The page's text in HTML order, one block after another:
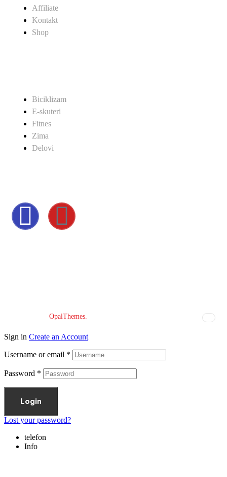
Affiliate
Kontakt
Shop
Biciklizam
E-skuteri
Fitnes
Zima
Delovi
OpalThemes.
Sign in Create an Account
Username or email *
Password *
Login
Lost your password?
telefon
Info